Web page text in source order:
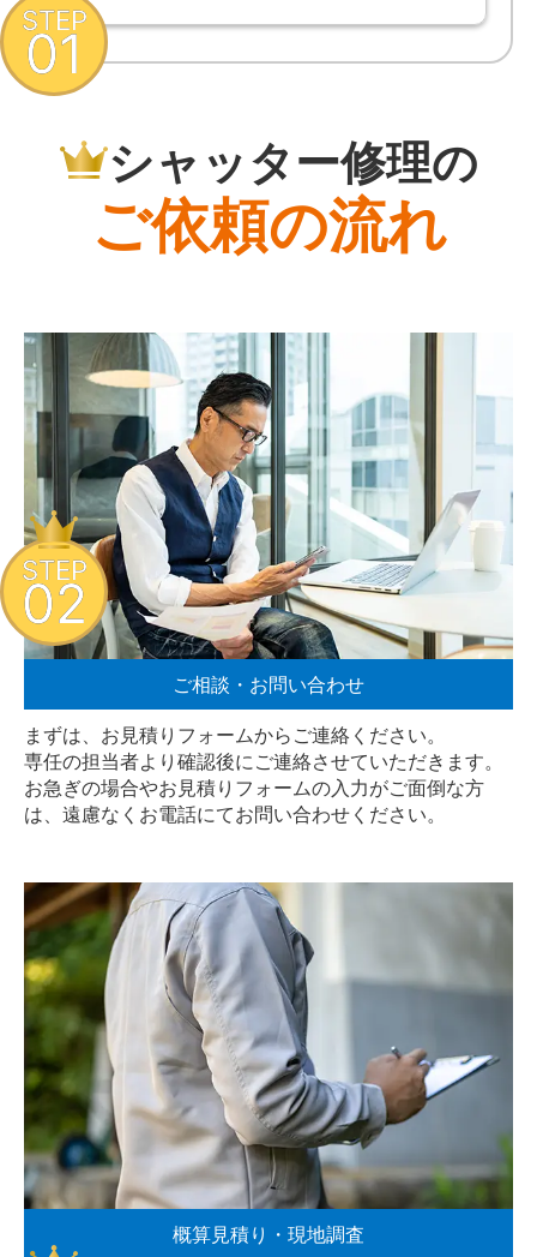
シャッター修理の
ご依頼の流れ
STEP
01
ご相談・お問い合わせ
まずは、お見積りフォームからご連絡ください。
専任の担当者より確認後にご連絡させていただきます。
お急ぎの場合やお見積りフォームの入力がご面倒な方
は、遠慮なく お電話にてお問い合わせください。
STEP
02
概算見積り・現地調査